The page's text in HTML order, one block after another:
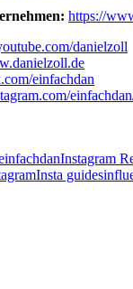
https://
danielzoll
einfachdan
Instagram
Insta guides